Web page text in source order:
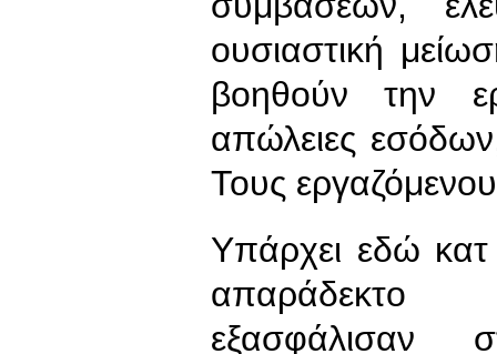
ουσιαστική
βοηθούν την
απώλειες
Τους
Υπάρχει εδώ κατ
απαράδεκτο